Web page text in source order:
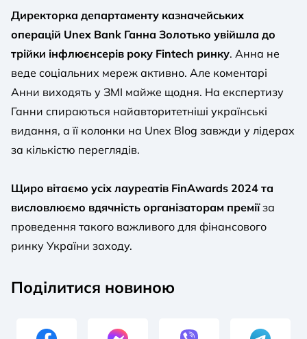
Директорка департаменту казначейських
операцій Unex Bank Ганна Золотько увійшла до
трійки інфлюєнсерів року Fintech ринку. Анна не
веде соціальних мереж активно. Але коментарі
Анни виходять у ЗМІ майже щодня. На експертизу
Ганни спираються найавторитетніші українські
видання, а її колонки на Unex Blog завжди у лідерах
за кількістю переглядів.
Щиро вітаємо усіх лауреатів FinAwards 2024 та
висловлюємо вдячність організаторам преміїза
проведення такого важливого для фінансового
ринку України заходу.
Поділитися новиною